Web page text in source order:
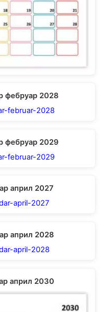
фебруар 2028
фебруар 2029
април 2027
април 2028
април 2030